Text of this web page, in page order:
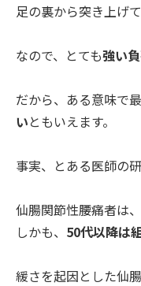
足の裏から突き上げ
なので、とても強い
だから、ある意味で
いともいえます。
事実、とある医師の
仙腸関節性腰痛者は、
しかも、 50代以降は
緩さを起因とした仙